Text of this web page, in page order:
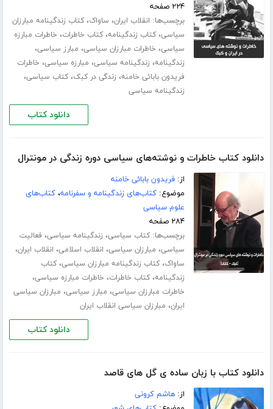
۲۲۴ صفحه
برچسب‌ها: انقلاب ایران، ساواک،کتاب زندگینامه مبارزان
سیاسی،کتاب زندگینامه،کتاب خاطرات، خاطرات مبارزه
سیاسی، خاطرات مبارزان سیاسی، مبارز سیاسی،
زندگینامه، زندگینامه سیاسی، مبارزه سیاسی، خاطرات
فریدون بابائی خامنه، زندگی در کبک،کتاب سیاسی،
زندگینامه سیاسی
دانلود کتاب
دانلود کتاب خاطرات و نوشته‌های سیاسی دوره زندگی در مونترال
از:فریدون بابائی خامنه
موضوع:کتاب‌های زندگینامه و سفرنامه،کتاب‌های
علوم سیاسی
۲۸۴ صفحه
برچسب‌ها:کتاب سیاسی، زندگینامه سیاسی، فعالیت
سیاسی، مبارزان سیاسی، انقلاب اسلامی، انقلاب ایران،
ساواک،کتاب زندگینامه مبارزان سیاسی،کتاب
زندگینامه،کتاب خاطرات، خاطرات مبارزه سیاسی،
خاطرات مبارزان سیاسی، مبارز سیاسی، مبارزان سیاسی
ایران، مبارزان سیاسی انقلاب ایران
دانلود کتاب
دانلود کتاب با زبان ساده ی گل های قاصد
از:هاشم کرونی